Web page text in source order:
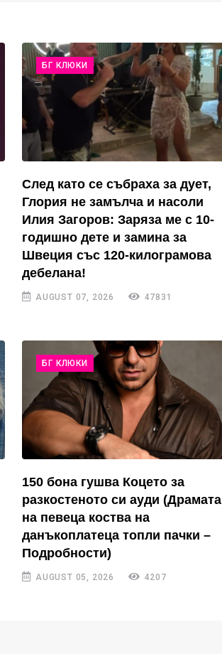
БГ КЛЮКИ
След като се събраха за дует,
Глория не замълча и насоли
Илия Загоров: Заряза ме с 10-
годишно дете и замина за
Швеция със 120-килограмова
дебелана!
AUGUST 07, 2026 47831
БГ КЛЮКИ
150 бона гушва Коцето за
разкостеното си ауди (Драмата
на певеца коства на
данъкоплатеца топли пачки –
Подробности)
AUGUST 05, 2026 4207